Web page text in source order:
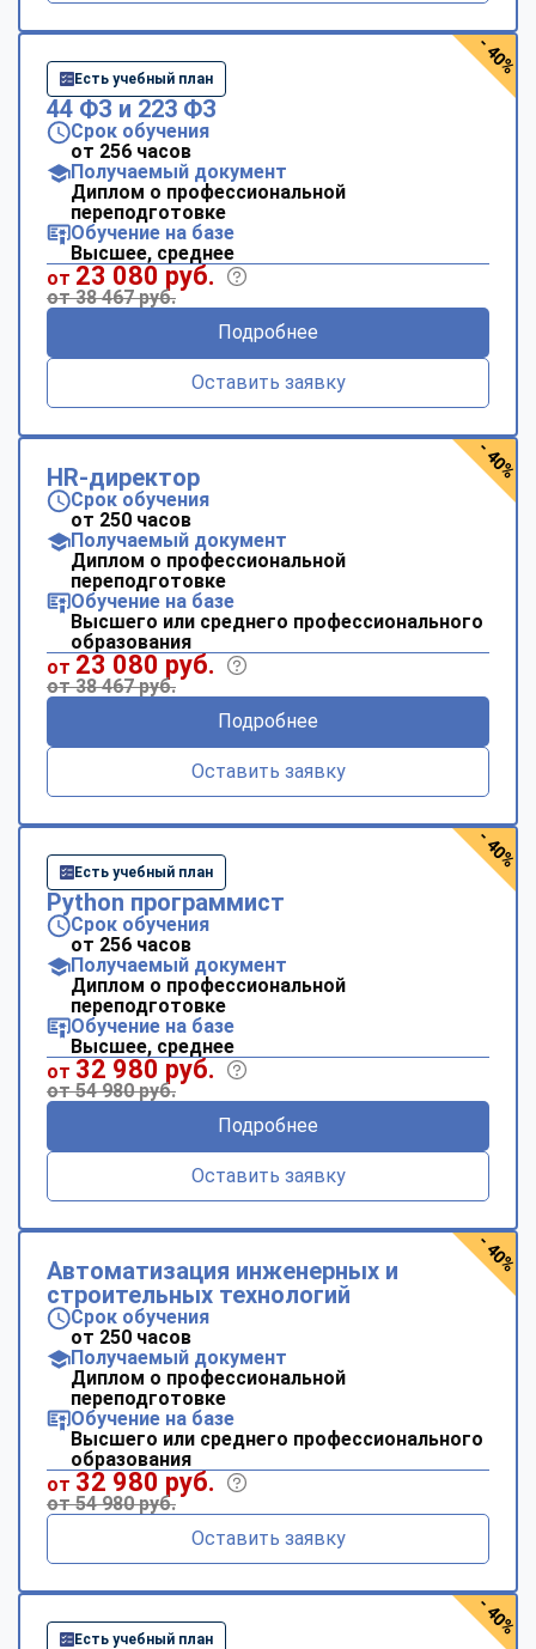
Есть учебный план
44 ФЗ и 223 ФЗ
Срок обучения
от 256 часов
Получаемый документ
Диплом о профессиональной
переподготовке
Обучение на базе
Высшее, среднее
от 23 080 руб.
от 38 467 руб.
Подробнее
Оставить заявку
- 40%
HR-директор
Срок обучения
от 250 часов
Получаемый документ
Диплом о профессиональной
переподготовке
Обучение на базе
Высшего или среднего профессионального
образования
от 23 080 руб.
от 38 467 руб.
Подробнее
Оставить заявку
- 40%
Есть учебный план
Python программист
Срок обучения
от 256 часов
Получаемый документ
Диплом о профессиональной
переподготовке
Обучение на базе
Высшее, среднее
от 32 980 руб.
от 54 980 руб.
Подробнее
Оставить заявку
- 40%
Автоматизация инженерных и
строительных технологий
Срок обучения
от 250 часов
Получаемый документ
Диплом о профессиональной
переподготовке
Обучение на базе
Высшего или среднего профессионального
образования
от 32 980 руб.
от 54 980 руб.
Оставить заявку
- 40%
Есть учебный план
- 40%